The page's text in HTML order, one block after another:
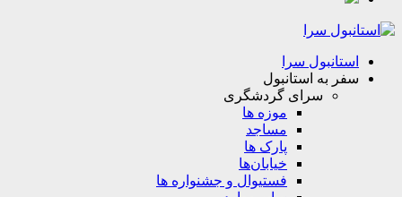
استانبول سرا
سفر به استانبول
سرای گردشگری
موزه ها
مساجد
پارک ها
خیابان‌ها
فستیوال و جشنواره ها